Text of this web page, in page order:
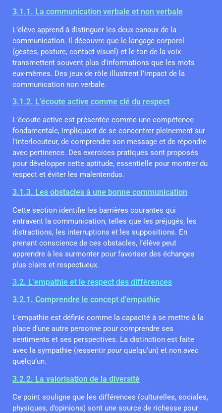
3.1.1. La communication verbale et non verbale
L’élève apprend à distinguer les deux canaux de la
communication. Il découvre que le langage corporel
(gestes, posture, contact visuel) et le ton de la voix
transmettent souvent plus d’informations que les mots
eux-mêmes. Des jeux de rôle illustrent l’impact de la
communication non verbale.
3.1.2. L’écoute active comme clé du respect
L’écoute active est présentée comme une compétence
fondamentale, impliquant de se concentrer pleinement sur
l’interlocuteur, de comprendre son message et de répondre
avec pertinence. Des exercices pratiques sont proposés
pour développer cette aptitude, essentielle pour montrer du
respect et éviter les malentendus.
3.1.3. Les obstacles à une bonne communication
Cette section identifie les barrières courantes qui
entravent la communication, telles que les préjugés, les
distractions, les interruptions et les suppositions. En
prenant conscience de ces obstacles, l’élève peut
apprendre à les surmonter pour favoriser des échanges
plus clairs et respectueux.
3.2. L’empathie et le respect des différences
3.2.1. Comprendre le concept d’empathie
L’empathie est définie comme la capacité à se mettre à la
place d’une autre personne pour comprendre ses
sentiments et ses perspectives. La distinction est faite
avec la sympathie (ressentir pourquelqu’un) et non avec
quelqu’un.
3.2.2. La valorisation de la diversité
Ce point souligne que les différences (culturelles, sociales,
physiques, d’opinions) sont une source de richesse pour